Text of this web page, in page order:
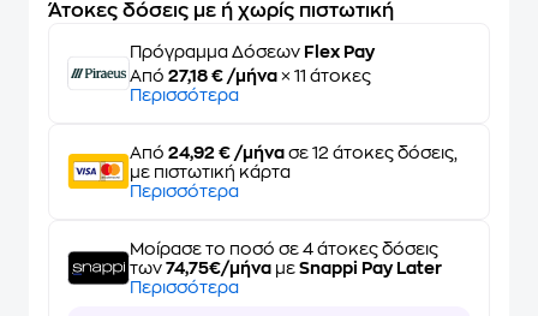
Άτοκες δόσεις με ή χωρίς πιστωτική
Πρόγραμμα Δόσεων Flex Pay
Από 27,18 € /μήνα × 11 άτοκες
Περισσότερα
Από 24,92 € /μήνα σε 12 άτοκες δόσεις,
με πιστωτική κάρτα
Περισσότερα
Μοίρασε το ποσό σε 4 άτοκες δόσεις
των 74,75€/μήνα με Snappi Pay Later
Περισσότερα